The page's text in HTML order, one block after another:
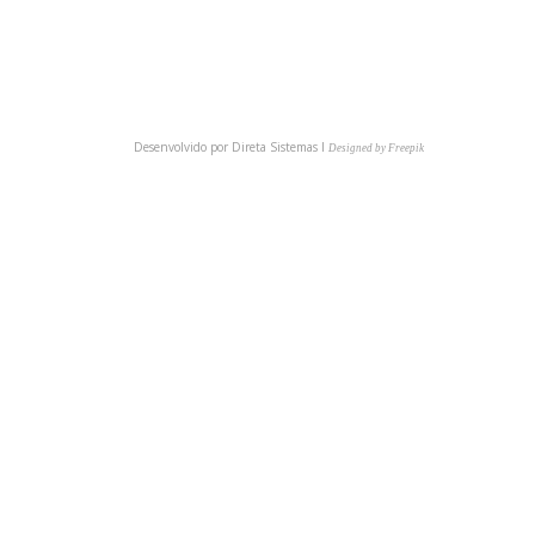
Desenvolvido por Direta Sistemas I Designed by Freepik